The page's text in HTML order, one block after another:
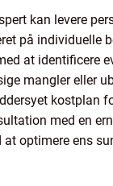
kan levere
på individuelle
at identificere
mangler eller
kostplan
med en
optimere ens